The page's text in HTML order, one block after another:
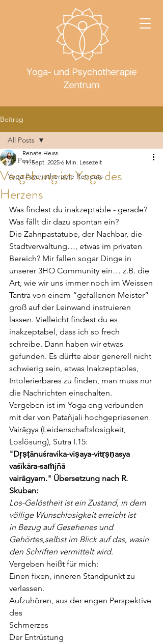
Beitrag
All Posts
Yoga Psychotherapie Retreats
All Posts
Vergebung ist Yoga des
Herzens
Renate Heiss
11. Sept. 2025 6 Min. Lesezeit
Was findest du inakzeptable - gerade?
Was fällt dir dazu spontan ein?
Die Zahnpastatube, der Nachbar, die
Stadtverwaltung…, etwas im privaten
Bereich? Mir fallen sogar Dinge in
unserer 3HO Community ein… z.B. die
Art, wie wir uns immer noch im Weissen
Tantra von einem “gefallenen Meister”
groß auf der Leinwand instruieren
lassen. Vielleicht findest du es
inakzeptabel, dass ich so frech
schreibe. Dann haben wir etwas
gefunden. Es dürfte aber generell nicht
schwierig sein, etwas Inakzeptables,
Intolerierbares zu finden, man muss nur
die Nachrichten einschalten.
Vergeben ist im Yoga eng verbunden
mit der von Patañjali hochgepriesenen
Vairāgya (Leidenschaftslosigkeit,
Loslösung), Sutra I.15:
"Dr̥ṣṭānuśravika-viṣaya-vitṛṣṇasya
vaśīkāra-saṁjñā
vairāgyam." Übersetzung nach R.
Skuban:
Los-Gelöstheit ist ein Zustand, in dem
völlige Wunschlosigkeit erreicht ist
in Bezug auf Gesehenes und
Gehörtes,selbst im Blick auf das, wasin
den Schriften vermittelt wird.
Vergeben heißt für mich:
Einen fixen, inneren Standpunkt zu
verlassen.
Aufzuhören, aus der engen Perspektive
des
Schmerzes
Der Entrüstung